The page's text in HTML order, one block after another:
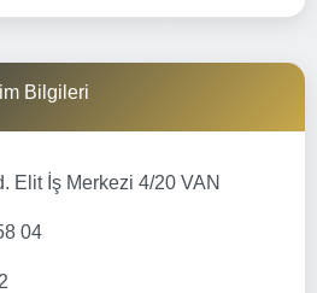
Bilgileri
Elit İş Merkezi 4/20 VAN
04